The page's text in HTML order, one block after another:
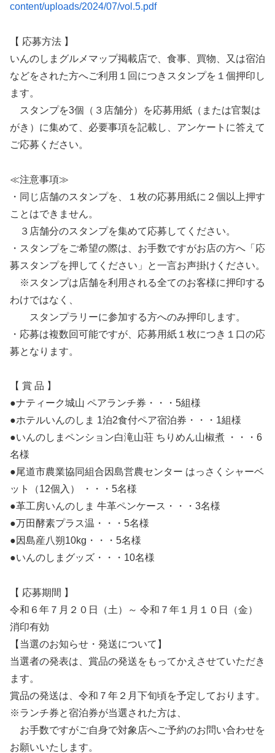
content/uploads/2024/07/vol.5.pdf
【 応募方法 】
いんのしまグルメマップ掲載店で、食事、買物、又は宿泊
などをされた方へご利用１回につきスタンプを１個押印し
ます。
スタンプを3個（３店舗分）を応募用紙（または官製は
がき）に集めて、必要事項を記載し、アンケートに答えて
ご応募ください。
≪注意事項≫
・同じ店舗のスタンプを、１枚の応募用紙に２個以上押す
ことはできません。
３店舗分のスタンプを集めて応募してください。
・スタンプをご希望の際は、お手数ですがお店の方へ「応
募スタンプを押してください」と一言お声掛けください。
※スタンプは店舗を利用される全てのお客様に押印する
わけではなく、
スタンプラリーに参加する方へのみ押印します。
・応募は複数回可能ですが、応募用紙１枚につき１口の応
募となります。
【 賞 品 】
●ナティーク城山 ペアランチ券・・・5組様
●ホテルいんのしま 1泊2食付ペア宿泊券・・・1組様
●いんのしまペンション白滝山荘 ちりめん山椒煮 ・・・6
名様
●尾道市農業協同組合因島営農センター はっさくシャーベ
ット（12個入） ・・・5名様
●革工房いんのしま 牛革ペンケース・・・3名様
●万田酵素プラス温・・・5名様
●因島産八朔10kg・・・5名様
●いんのしまグッズ・・・10名様
【 応募期間 】
令和６年７月２０日（土）～ 令和７年１月１０日（金）
消印有効
【当選のお知らせ・発送について】
当選者の発表は、賞品の発送をもってかえさせていただき
ます。
賞品の発送は、令和７年２月下旬頃を予定しております。
※ランチ券と宿泊券が当選された方は、
お手数ですがご自身で対象店へご予約のお問い合わせを
お願いいたします。